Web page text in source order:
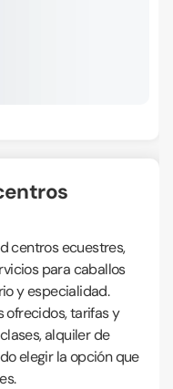
centros ecuestres,
para caballos
y especialidad.
ofrecidos, tarifas y
alquiler de
elegir la opción que